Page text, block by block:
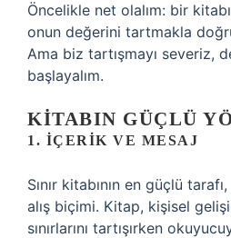
Öncelikle net olalım: bir
onun değerini tartmakla
Ama biz tartışmayı severiz,
başlayalım.
KITABIN GÜÇLÜ
1. İÇERIK VE MESAJ
Sınır kitabının en güçlü tarafı,
alış biçimi. Kitap, kişisel
sınırlarını tartışırken